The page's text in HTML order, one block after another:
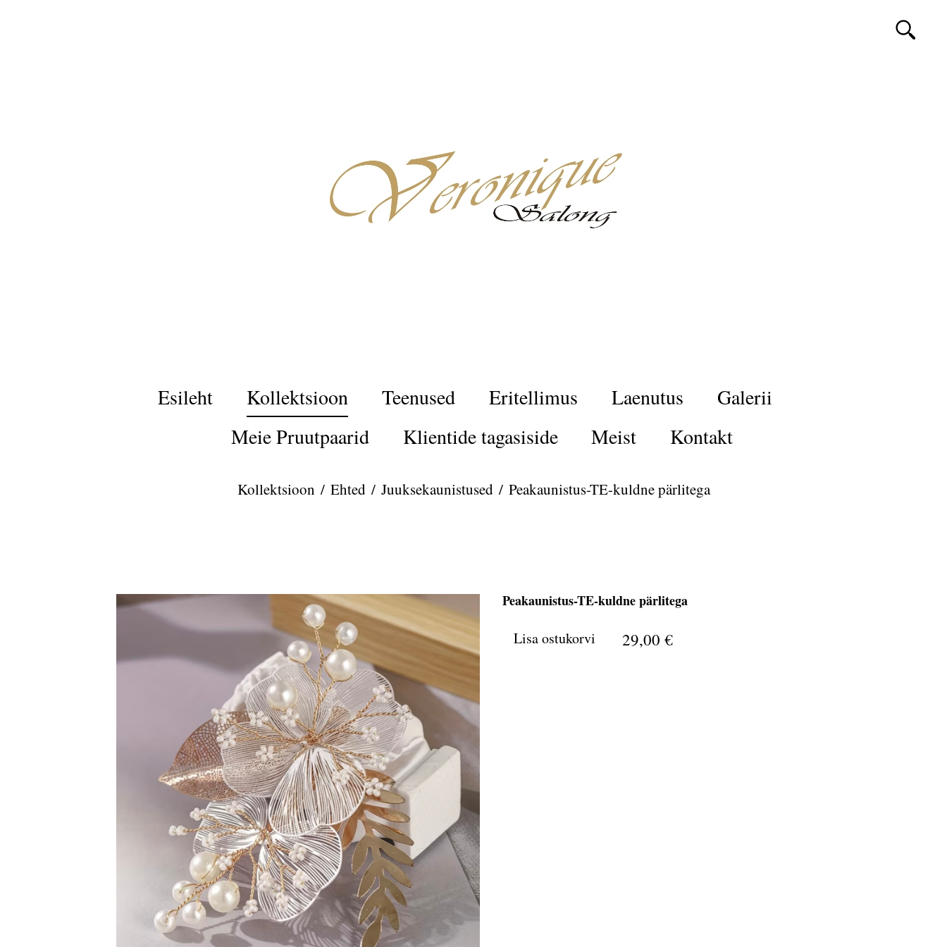
Esileht Kollektsioon Teenused Eritellimus Laenutus
Galerii
Meie Pruutpaarid
Klientide tagasiside Meist Kontakt
Kollektsioon / Ehted / Juuksekaunistused / Peakaunistus-TE-kuldne pärlitega
Peakaunistus-TE-kuldne pärlitega
Lisa ostukorvi 29,00 €